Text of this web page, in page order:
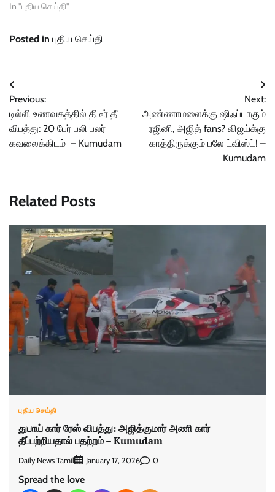
In "புதிய செய்தி"
Posted in புதிய செய்தி
Post
navigation
Previous:
டில்லி உணவகத்தில் திடீர் தீ
விபத்து: 20 பேர் பலி பலர்
கவலைக்கிடம் – Kumudam
Next:
அண்ணாமலைக்கு ஷிஃப்டாகும்
ரஜினி, அஜித் fans? விஜய்க்கு
காத்திருக்கும் பலே ட்விஸ்ட்! –
Kumudam
Related Posts
புதிய செய்தி
துபாய் கார் ரேஸ் விபத்து: அஜித்குமார் அணி கார்
தீப்பற்றியதால் பதற்றம் – Kumudam
Daily News Tamil January 17, 2026 0
Spread the love